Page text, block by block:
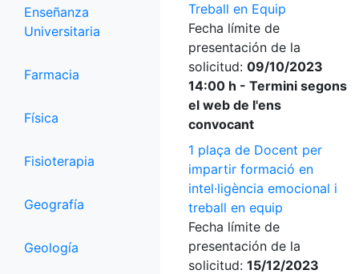
Enseñanza
Universitaria
Farmacia
Física
Fisioterapia
Geografía
Geología
Treball en Equip
Fecha límite de
presentación de la
solicitud: 09/10/2023
14:00 h - Termini segons
el web de l'ens
convocant
1 plaça de Docent per
impartir formació en
intel·ligència emocional i
treball en equip
Fecha límite de
presentación de la
solicitud: 15/12/2023